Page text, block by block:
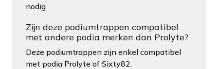
nodig.
Zijn deze podiumtrappen compatibel
met andere podia merken dan Prolyte?
Deze podiumtrappen zijn enkel compatibel
met podia Prolyte of Sixty82.